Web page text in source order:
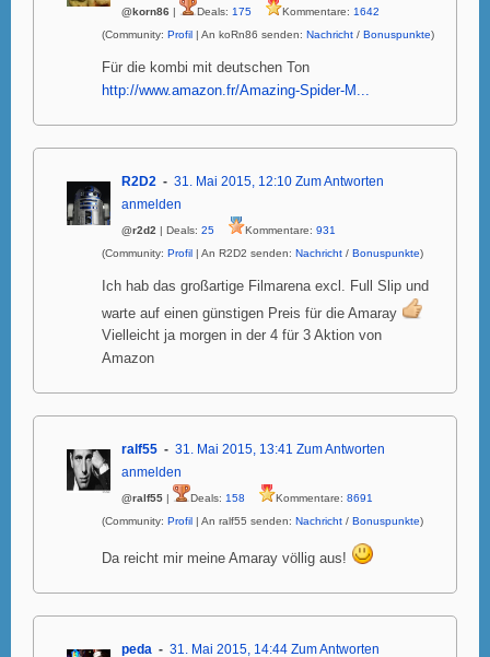
@korn86 | Deals: 175 Kommentare: 1642
(Community: Profil | An koRn86 senden: Nachricht / Bonuspunkte)
Für die kombi mit deutschen Ton
http://www.amazon.fr/Amazing-Spider-M...
R2D2 31. Mai 2015, 12:10 Zum Antworten
anmelden
@r2d2 | Deals: 25 Kommentare: 931
(Community: Profil | An R2D2 senden: Nachricht / Bonuspunkte)
Ich hab das großartige Filmarena excl. Full Slip und
warte auf einen günstigen Preis für die Amaray
Vielleicht ja morgen in der 4 für 3 Aktion von
Amazon
ralf55 31. Mai 2015, 13:41 Zum Antworten
anmelden
@ralf55 | Deals: 158 Kommentare: 8691
(Community: Profil | An ralf55 senden: Nachricht / Bonuspunkte)
Da reicht mir meine Amaray völlig aus!
peda 31. Mai 2015, 14:44 Zum Antworten